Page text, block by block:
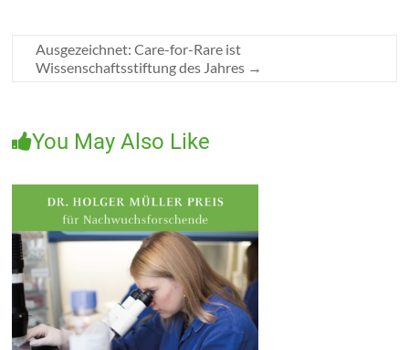
Ausgezeichnet: Care-for-Rare ist
Wissenschaftsstiftung des Jahres →
You May Also Like